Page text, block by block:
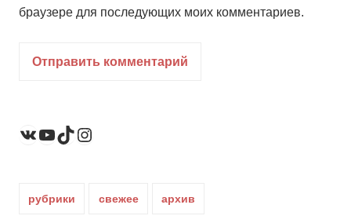
браузере для последующих моих комментариев.
ВКонтакте
YouTube
TikTokInstagram
рубрики свежее архив